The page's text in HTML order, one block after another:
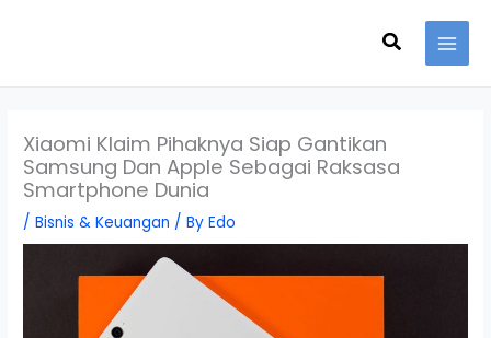
Search
Xiaomi Klaim Pihaknya Siap Gantikan
Samsung Dan Apple Sebagai Raksasa
Smartphone Dunia
/Bisnis & Keuangan / ByEdo